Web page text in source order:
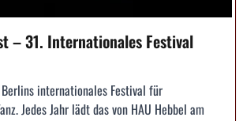
– 31. Internationales Festival
internationales Festival für
Jedes Jahr lädt das von HAU Hebbel am